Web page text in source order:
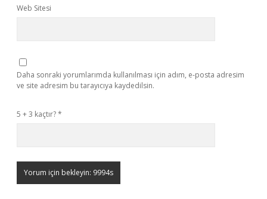
Web Sitesi
Daha sonraki yorumlarımda kullanılması için adım, e-posta adresim
ve site adresim bu tarayıcıya kaydedilsin.
5 + 3 kaçtır?*